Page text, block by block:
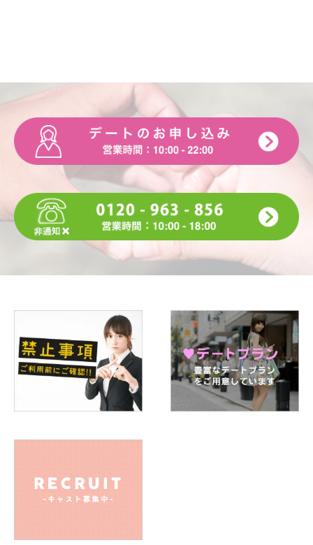
Q.好きな漫画・本・雑誌は何ですか
A. あんまり読まないです
Q.好きな音楽（ジャンルやアーティスト）は何ですか
A. Novelbright、backnumber、ねぐせ
Q.好きなテレビ番組・映画は何ですか
A. テレビ番組でいうと、バラエティがすきなので「酒のつま
みになる話」や「トークィーンズ」や「あざとくて何が悪い
の」、映画はカイジなどのデスゲーム系の映画をよく見ます
A. 馬場ふみかちゃん、内田理央ちゃん
Q.好きなスポーツは何ですか
A. ダーツ
Q.学生の頃に入っていた部活動は何ですか
A. カラオケで思いっきり歌うことで発散しています！